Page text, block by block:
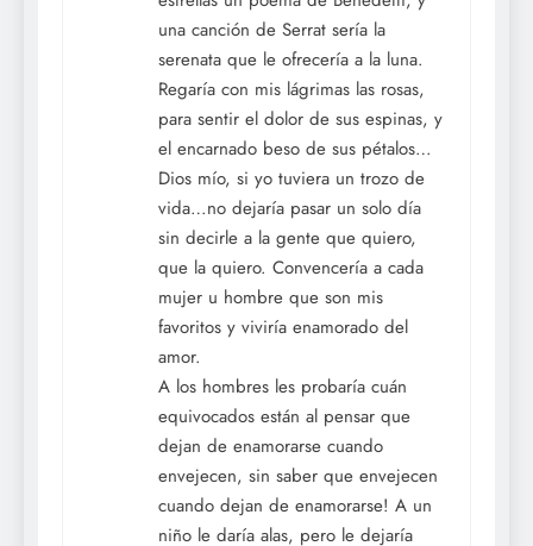
una canción de Serrat sería la
serenata que le ofrecería a la luna.
Regaría con mis lágrimas las rosas,
para sentir el dolor de sus espinas, y
el encarnado beso de sus pétalos…
Dios mío, si yo tuviera un trozo de
vida…no dejaría pasar un solo día
sin decirle a la gente que quiero,
que la quiero. Convencería a cada
mujer u hombre que son mis
favoritos y viviría enamorado del
amor.
A los hombres les probaría cuán
equivocados están al pensar que
dejan de enamorarse cuando
envejecen, sin saber que envejecen
cuando dejan de enamorarse! A un
niño le daría alas, pero le dejaría